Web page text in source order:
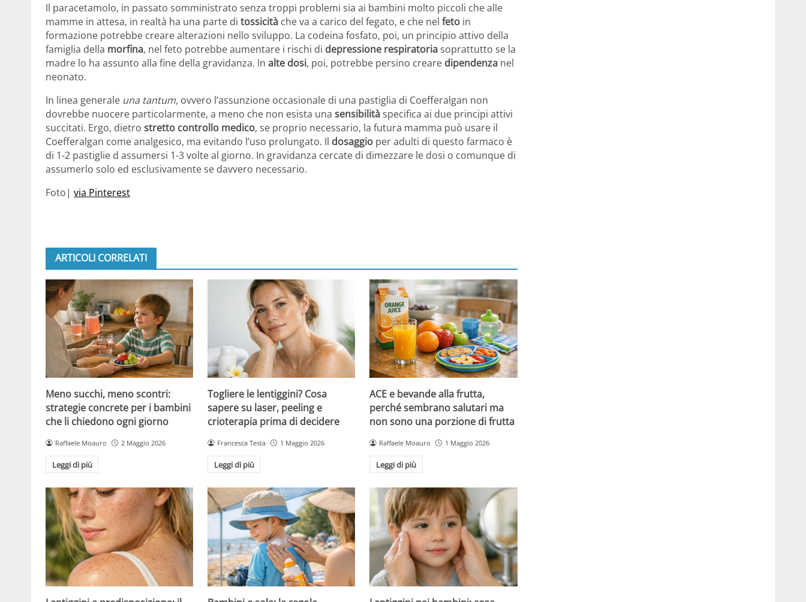
Il paracetamolo, in passato somministrato senza troppi problemi sia ai bambini molto piccoli che alle
mamme in attesa, in realtà ha una parte di tossicità che va a carico del fegato, e che nel feto in
formazione potrebbe creare alterazioni nello sviluppo. La codeina fosfato, poi, un principio attivo della
famiglia della morfina, nel feto potrebbe aumentare i rischi di depressione respiratoriasoprattutto se la
madre lo ha assunto alla fine della gravidanza. In alte dosi, poi, potrebbe persino creare dipendenza nel
neonato.
In linea generale una tantum, ovvero l’assunzione occasionale di una pastiglia di Coefferalgan non
dovrebbe nuocere particolarmente, a meno che non esista una sensibilitàspecifica ai due principi attivi
succitati. Ergo, dietro stretto controllo medico, se proprio necessario, la futura mamma può usare il
Coefferalgan come analgesico, ma evitando l’uso prolungato. Il dosaggio per adulti di questo farmaco è
di 1-2 pastiglie d assumersi 1-3 volte al giorno. In gravidanza cercate di dimezzare le dosi o comunque di
assumerlo solo ed esclusivamente se davvero necessario.
Foto| via Pinterest
ARTICOLI CORRELATI
Meno succhi, meno scontri:
strategie concrete per i bambini
che li chiedono ogni giorno
Raffaele Moauro 2 Maggio 2026
Leggi di più
Togliere le lentiggini? Cosa
sapere su laser, peeling e
crioterapia prima di decidere
Francesca Testa 1 Maggio 2026
Leggi di più
ACE e bevande alla frutta,
perché sembrano salutari ma
non sono una porzione di frutta
Raffaele Moauro 1 Maggio 2026
Leggi di più